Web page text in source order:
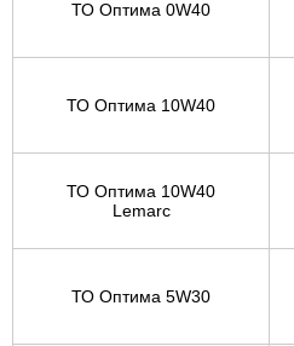
ТО Оптима 0W40
ТО Оптима 10W40
ТО Оптима 10W40
Lemarc
ТО Оптима 5W30